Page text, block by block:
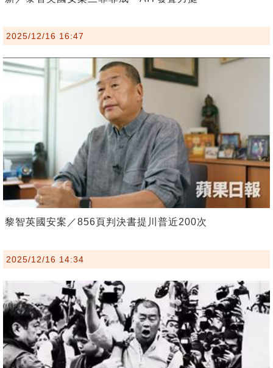
2025/12/16 16:47
黎智英國安案／856頁判決書提川普近200次
2025/12/16 14:34